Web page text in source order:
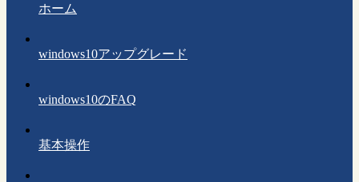
ホーム
windows10アップグレード
windows10のFAQ
基本操作